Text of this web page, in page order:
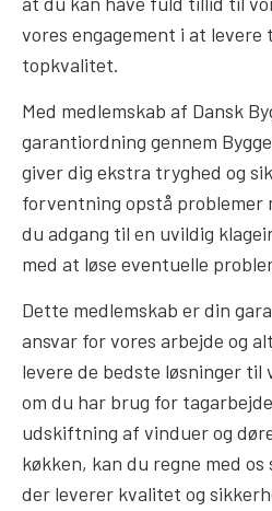
vores engagement i at
topkvalitet.
Med medlemskab af Dansk
garantiordning gennem
giver dig ekstra tryghed og
forventning opstå problemer
du adgang til en uvildig
med at løse eventuelle
Dette medlemskab er din
ansvar for vores arbejde og
levere de bedste løsninger til
om du har brug for
udskiftning af vinduer og
køkken, kan du regne med
der leverer kvalitet og